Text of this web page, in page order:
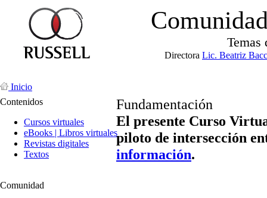
Temas
Directora Lic. Beatriz
Inicio
Contenidos
Cursos virtuales
eBooks | Libros virtuales
Revistas digitales
Textos
Comunidad
Fundamentación
El presente Curso
piloto de intersección
información.